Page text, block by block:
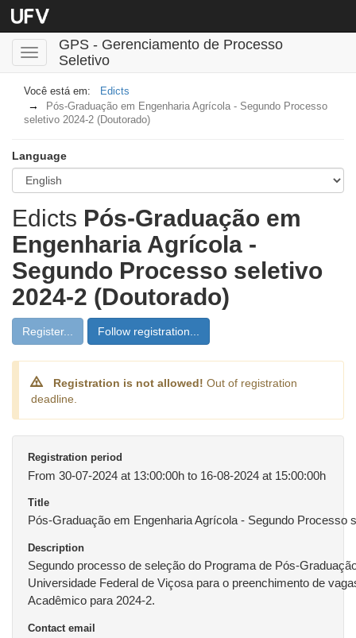
Toggle
navigation
GPS - Gerenciamento de Processo
Seletivo
Edicts
Pós-Graduação em Engenharia Agrícola - Segundo Processo
seletivo 2024-2 (Doutorado)
Language
Edicts Pós-Graduação em
Engenharia Agrícola -
Segundo Processo seletivo
2024-2 (Doutorado)
Register... Follow registration...
Registration is not allowed! Out of registration
deadline.
Registration period
From 30-07-2024 at 13:00:00h to 16-08-2024 at 15:00:00h
Title
Pós-Graduação em Engenharia Agrícola - Segundo Processo
Description
Segundo processo de seleção do Programa de Pós-
Universidade Federal de Viçosa para o preenchimento de
Acadêmico para 2024-2.
Contact email